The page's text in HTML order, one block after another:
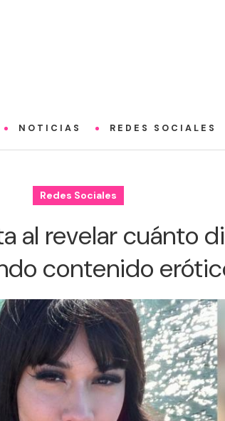
NOTICIAS REDES SOCIALES
Redes Sociales
al revelar cuánto
contenido